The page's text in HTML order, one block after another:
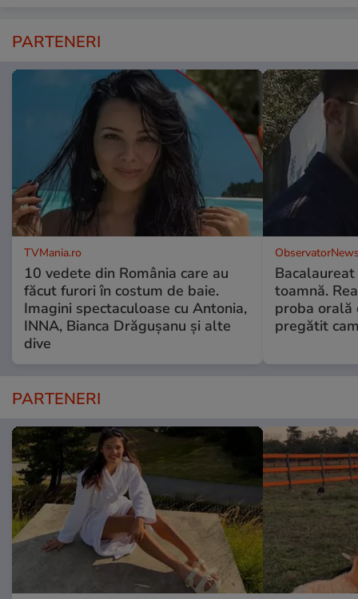
PARTENERI
TVMania.ro
10 vedete din România care au
făcut furori în costum de baie.
Imagini spectaculoase cu Antonia,
INNA, Bianca Drăgușanu și alte
dive
toamnă.
proba orală
pregătit
PARTENERI